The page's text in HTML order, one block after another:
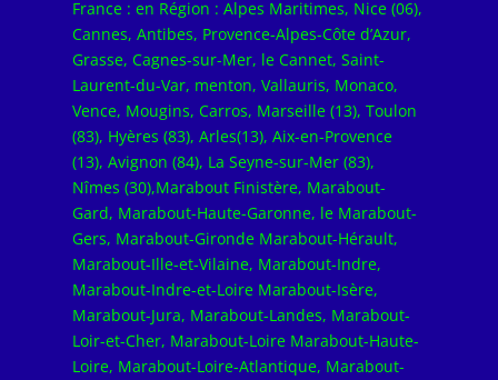
France : en Région : Alpes Maritimes, Nice (06),
Cannes, Antibes, Provence-Alpes-Côte d’Azur,
Grasse, Cagnes-sur-Mer, le Cannet, Saint-
Laurent-du-Var, menton, Vallauris, Monaco,
Vence, Mougins, Carros, Marseille (13), Toulon
(83), Hyères (83), Arles(13), Aix-en-Provence
(13), Avignon (84), La Seyne-sur-Mer (83),
Nîmes (30),Marabout Finistère, Marabout-
Gard, Marabout-Haute-Garonne, le Marabout-
Gers, Marabout-Gironde Marabout-Hérault,
Marabout-Ille-et-Vilaine, Marabout-Indre,
Marabout-Indre-et-Loire Marabout-Isère,
Marabout-Jura, Marabout-Landes, Marabout-
Loir-et-Cher, Marabout-Loire Marabout-Haute-
Loire, Marabout-Loire-Atlantique, Marabout-